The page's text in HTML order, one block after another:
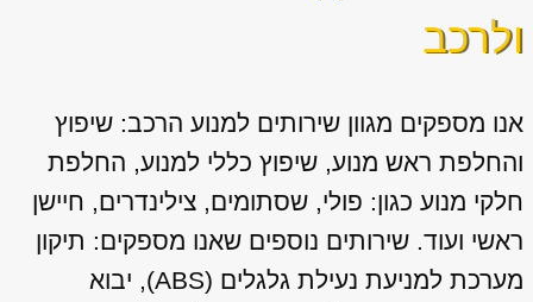
ולרכב
אנו מספקים מגוון שירותים למנוע הרכב: שיפוץ
והחלפת ראש מנוע, שיפוץ כללי למנוע, החלפת
חלקי מנוע כגון: פולי, שסתומים, צילינדרים, חיישן
ראשי ועוד. שירותים נוספים שאנו מספקים: תיקון
מערכת למניעת נעילת גלגלים (ABS), יבוא